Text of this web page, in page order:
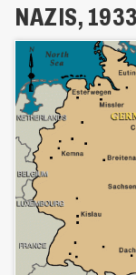
NAZIS,